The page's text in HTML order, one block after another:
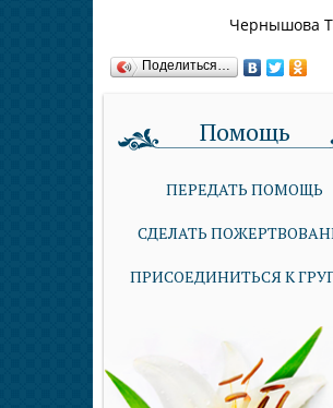
Чернышова
Поделиться…
Помощь
ПЕРЕДАТЬ ПОМОЩЬ
СДЕЛАТЬ
ПРИСОЕДИНИТЬСЯ К